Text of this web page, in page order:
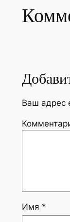
Ваш адрес
Имя *